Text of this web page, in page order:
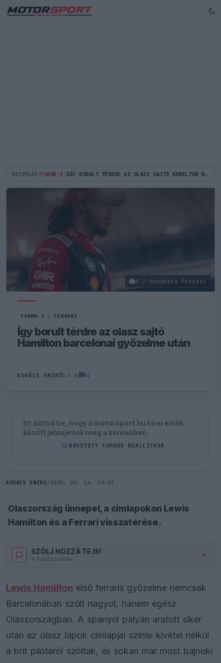
KEZDŐLAP FORMA-1 ÍGY BORULT TÉRDRE AZ OLASZ SAJTÓ HAMILTON BARCELONAI GYŐZELME UTÁN
X / Scuderia Ferrari
FORMA-1 / FERRARI
Így borult térdre az olasz sajtó
Hamilton barcelonai győzelme után
KOVÁCS ENIKŐ52 N 4
Itt állítsd be, hogy a motorsport.hu hírei elsők
között jelenjenek meg a keresőben.
G KÖVETETT FORRÁS BEÁLLÍTÁSA
KOVÁCS ENIKŐ/ 2026. 06. 16. 10:27
Olaszország ünnepel, a címlapokon Lewis
Hamilton és a Ferrari visszatérése.
SZÓLJ HOZZÁ TE IS!
4 hozzászólás.
Lewis Hamilton első ferraris győzelme nemcsak
Barcelonában szólt nagyot, hanem egész
Olaszországban. A spanyol pályán aratott siker
után az olasz lapok címlapjai szinte kivétel nélkül
a brit pilótáról szóltak, és sokan már most bajnoki